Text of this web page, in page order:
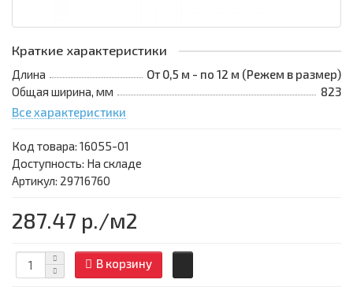
Краткие характеристики
Длина
От 0,5 м - по 12 м (Режем в размер)
Общая ширина, мм
823
Все характеристики
Код товара: 16055-01
Доступность: На складе
Артикул: 29716760
287.47 р./м2
В корзину